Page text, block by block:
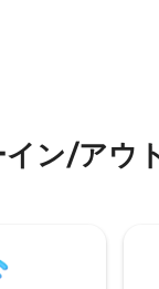
と大型冷蔵庫が備
ン/アウ